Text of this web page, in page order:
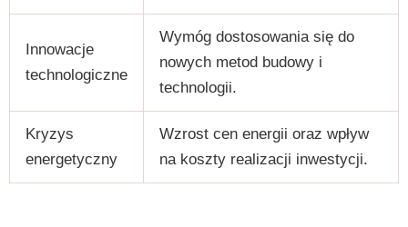
Innowacje
technologiczne
Wymóg dostosowania się do
nowych metod budowy i
technologii.
Kryzys
energetyczny
Wzrost cen energii oraz wpływ
na koszty realizacji inwestycji.